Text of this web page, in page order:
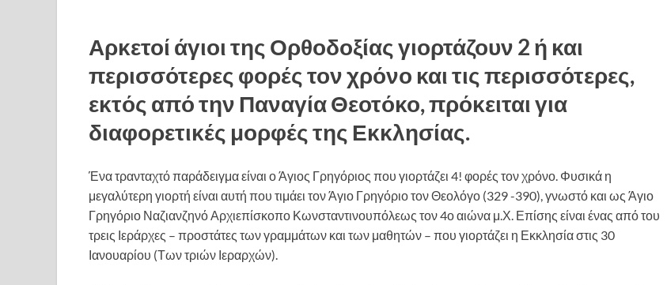
Αρκετοί άγιοι της Ορθοδοξίας γιορτάζουν 2 ή και
περισσότερες φορές τον χρόνο και τις περισσότερες,
εκτός από την Παναγία Θεοτόκο, πρόκειται για
διαφορετικές μορφές της Εκκλησίας.
Ένα τρανταχτό παράδειγμα είναι ο Άγιος Γρηγόριος που γιορτάζει 4! φορές τον χρόνο. Φυσικά η
μεγαλύτερη γιορτή είναι αυτή που τιμάει τον Άγιο Γρηγόριο τον Θεολόγο (329 -390), γνωστό και ως Άγιο
Γρηγόριο Ναζιανζηνό Αρχιεπίσκοπο Κωνσταντινουπόλεως τον 4ο αιώνα μ.Χ. Επίσης είναι ένας από του
τρεις Ιεράρχες – προστάτες των γραμμάτων και των μαθητών – που γιορτάζει η Εκκλησία στις 30
Ιανουαρίου (Των τριών Ιεραρχών).